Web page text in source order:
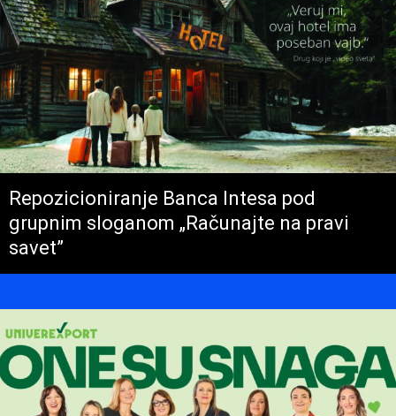
Repozicioniranje Banca Intesa pod
grupnim sloganom „Računajte na pravi
savet”